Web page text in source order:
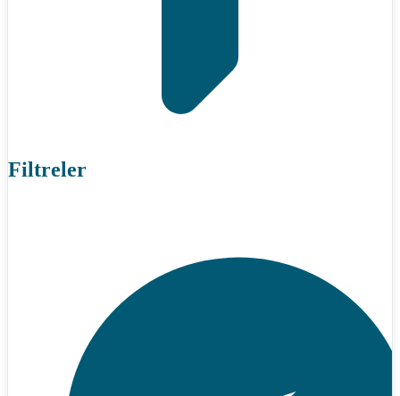
Filtreler